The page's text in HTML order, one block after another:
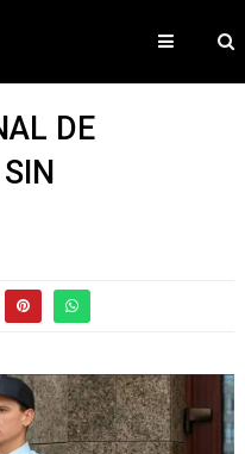
DE